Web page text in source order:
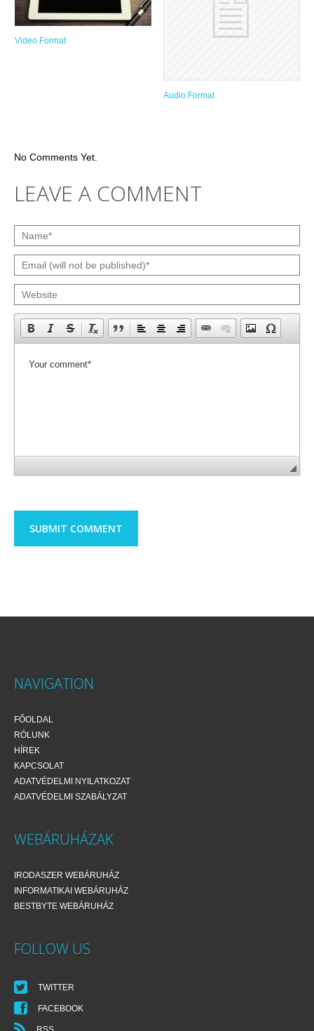
Video Format
Audio Format
No Comments Yet.
LEAVE A COMMENT
NAVIGATION
FŐOLDAL
RÓLUNK
HÍREK
KAPCSOLAT
ADATVÉDELMI NYILATKOZAT
ADATVÉDELMI SZABÁLYZAT
WEBÁRUHÁZAK
IRODASZER WEBÁRUHÁZ
INFORMATIKAI WEBÁRUHÁZ
BESTBYTE WEBÁRUHÁZ
FOLLOW US
TWITTER
FACEBOOK